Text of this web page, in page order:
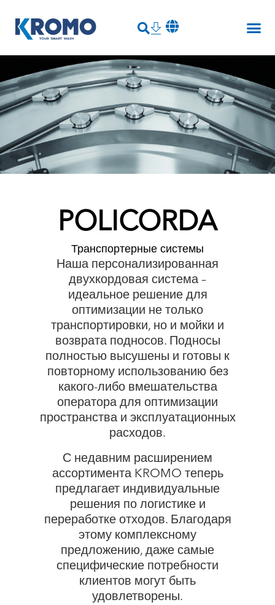
POLICORDA
Транспортерные системы
Наша персонализированная
двухкордовая система –
идеальное решение для
оптимизации не только
транспортировки, но и мойки и
возврата подносов. Подносы
полностью высушены и готовы к
повторному использованию без
какого-либо вмешательства
оператора для оптимизации
пространства и эксплуатационных
расходов.
С недавним расширением
ассортимента KROMO теперь
предлагает индивидуальные
решения по логистике и
переработке отходов. Благодаря
этому комплексному
предложению, даже самые
специфические потребности
клиентов могут быть
удовлетворены.